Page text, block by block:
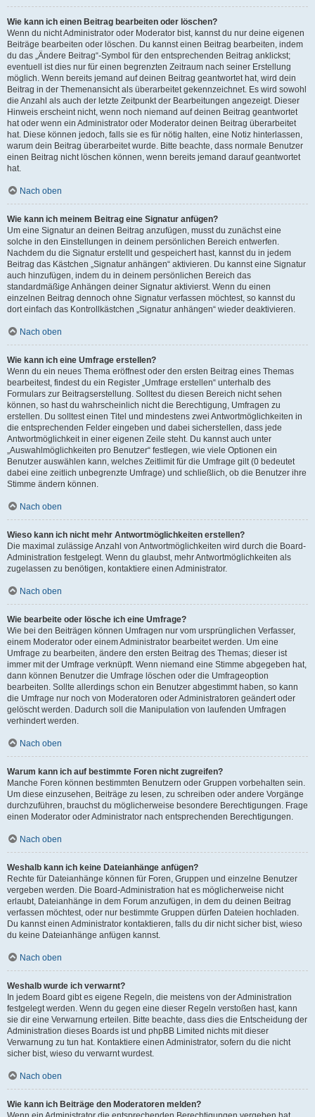
Wie kann ich einen Beitrag bearbeiten oder löschen?
Wenn du nicht Administrator oder Moderator bist, kannst du nur deine eigenen
Beiträge bearbeiten oder löschen. Du kannst einen Beitrag bearbeiten, indem
du das „Ändere Beitrag“-Symbol für den entsprechenden Beitrag anklickst;
eventuell ist dies nur für einen begrenzten Zeitraum nach seiner Erstellung
möglich. Wenn bereits jemand auf deinen Beitrag geantwortet hat, wird dein
Beitrag in der Themenansicht als überarbeitet gekennzeichnet. Es wird sowohl
die Anzahl als auch der letzte Zeitpunkt der Bearbeitungen angezeigt. Dieser
Hinweis erscheint nicht, wenn noch niemand auf deinen Beitrag geantwortet
hat oder wenn ein Administrator oder Moderator deinen Beitrag überarbeitet
hat. Diese können jedoch, falls sie es für nötig halten, eine Notiz hinterlassen,
warum dein Beitrag überarbeitet wurde. Bitte beachte, dass normale Benutzer
einen Beitrag nicht löschen können, wenn bereits jemand darauf geantwortet
hat.
Nach oben
Wie kann ich meinem Beitrag eine Signatur anfügen?
Um eine Signatur an deinen Beitrag anzufügen, musst du zunächst eine
solche in den Einstellungen in deinem persönlichen Bereich entwerfen.
Nachdem du die Signatur erstellt und gespeichert hast, kannst du in jedem
Beitrag das Kästchen „Signatur anhängen“ aktivieren. Du kannst eine Signatur
auch hinzufügen, indem du in deinem persönlichen Bereich das
standardmäßige Anhängen deiner Signatur aktivierst. Wenn du einen
einzelnen Beitrag dennoch ohne Signatur verfassen möchtest, so kannst du
dort einfach das Kontrollkästchen „Signatur anhängen“ wieder deaktivieren.
Nach oben
Wie kann ich eine Umfrage erstellen?
Wenn du ein neues Thema eröffnest oder den ersten Beitrag eines Themas
bearbeitest, findest du ein Register „Umfrage erstellen“ unterhalb des
Formulars zur Beitragserstellung. Solltest du diesen Bereich nicht sehen
können, so hast du wahrscheinlich nicht die Berechtigung, Umfragen zu
erstellen. Du solltest einen Titel und mindestens zwei Antwortmöglichkeiten in
die entsprechenden Felder eingeben und dabei sicherstellen, dass jede
Antwortmöglichkeit in einer eigenen Zeile steht. Du kannst auch unter
„Auswahlmöglichkeiten pro Benutzer“ festlegen, wie viele Optionen ein
Benutzer auswählen kann, welches Zeitlimit für die Umfrage gilt (0 bedeutet
dabei eine zeitlich unbegrenzte Umfrage) und schließlich, ob die Benutzer ihre
Stimme ändern können.
Nach oben
Wieso kann ich nicht mehr Antwortmöglichkeiten erstellen?
Die maximal zulässige Anzahl von Antwortmöglichkeiten wird durch die Board-
Administration festgelegt. Wenn du glaubst, mehr Antwortmöglichkeiten als
zugelassen zu benötigen, kontaktiere einen Administrator.
Nach oben
Wie bearbeite oder lösche ich eine Umfrage?
Wie bei den Beiträgen können Umfragen nur vom ursprünglichen Verfasser,
einem Moderator oder einem Administrator bearbeitet werden. Um eine
Umfrage zu bearbeiten, ändere den ersten Beitrag des Themas; dieser ist
immer mit der Umfrage verknüpft. Wenn niemand eine Stimme abgegeben hat,
dann können Benutzer die Umfrage löschen oder die Umfrageoption
bearbeiten. Sollte allerdings schon ein Benutzer abgestimmt haben, so kann
die Umfrage nur noch von Moderatoren oder Administratoren geändert oder
gelöscht werden. Dadurch soll die Manipulation von laufenden Umfragen
verhindert werden.
Nach oben
Warum kann ich auf bestimmte Foren nicht zugreifen?
Manche Foren können bestimmten Benutzern oder Gruppen vorbehalten sein.
Um diese einzusehen, Beiträge zu lesen, zu schreiben oder andere Vorgänge
durchzuführen, brauchst du möglicherweise besondere Berechtigungen. Frage
einen Moderator oder Administrator nach entsprechenden Berechtigungen.
Nach oben
Weshalb kann ich keine Dateianhänge anfügen?
Rechte für Dateianhänge können für Foren, Gruppen und einzelne Benutzer
vergeben werden. Die Board-Administration hat es möglicherweise nicht
erlaubt, Dateianhänge in dem Forum anzufügen, in dem du deinen Beitrag
verfassen möchtest, oder nur bestimmte Gruppen dürfen Dateien hochladen.
Du kannst einen Administrator kontaktieren, falls du dir nicht sicher bist, wieso
du keine Dateianhänge anfügen kannst.
Nach oben
Weshalb wurde ich verwarnt?
In jedem Board gibt es eigene Regeln, die meistens von der Administration
festgelegt werden. Wenn du gegen eine dieser Regeln verstoßen hast, kann
sie dir eine Verwarnung erteilen. Bitte beachte, dass dies die Entscheidung der
Administration dieses Boards ist und phpBB Limited nichts mit dieser
Verwarnung zu tun hat. Kontaktiere einen Administrator, sofern du die nicht
sicher bist, wieso du verwarnt wurdest.
Nach oben
Wie kann ich Beiträge den Moderatoren melden?